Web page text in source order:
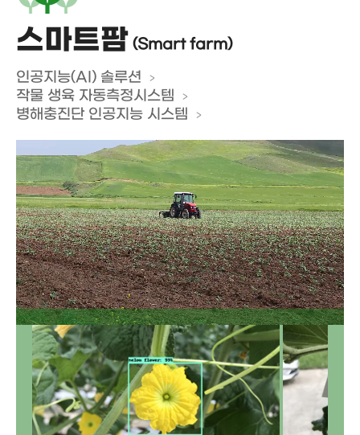
스마트팜 (Smart farm)
인공지능(AI) 솔루션
작물 생육 자동측정시스템
병해충진단 인공지능 시스템